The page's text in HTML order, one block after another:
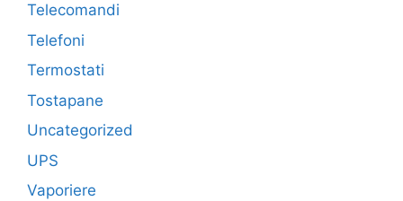
Telecomandi
Telefoni
Termostati
Tostapane
Uncategorized
UPS
Vaporiere